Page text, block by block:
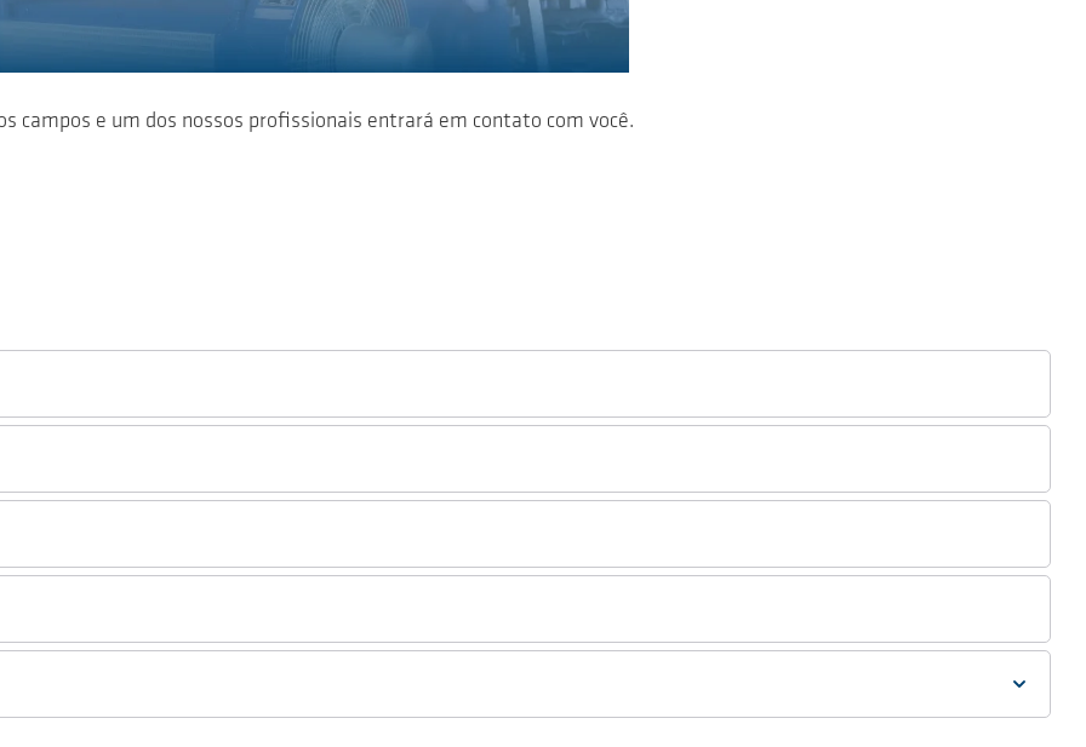
campos e um dos nossos profissionais entrará em contato com você.